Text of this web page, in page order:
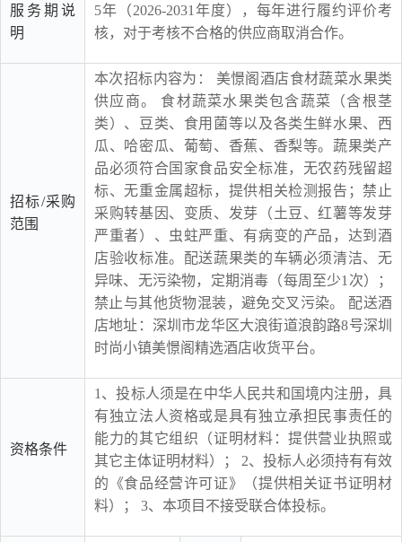
服务期说
明
5年（2026-2031年度），每年进行履约评价考
核，对于考核不合格的供应商取消合作。
招标/采购
范围
本次招标内容为： 美憬阁酒店食材蔬菜水果类
供应商。 食材蔬菜水果类包含蔬菜（含根茎
类）、豆类、食用菌等以及各类生鲜水果、西
瓜、哈密瓜、葡萄、香蕉、香梨等。蔬果类产
品必须符合国家食品安全标准，无农药残留超
标、无重金属超标，提供相关检测报告；禁止
采购转基因、变质、发芽（土豆、红薯等发芽
严重者）、虫蛀严重、有病变的产品，达到酒
店验收标准。配送蔬果类的车辆必须清洁、无
异味、无污染物，定期消毒（每周至少1次）；
禁止与其他货物混装，避免交叉污染。 配送酒
店地址：深圳市龙华区大浪街道浪韵路8号深圳
时尚小镇美憬阁精选酒店收货平台。
资格条件
1、投标人须是在中华人民共和国境内注册，具
有独立法人资格或是具有独立承担民事责任的
能力的其它组织（证明材料：提供营业执照或
其它主体证明材料）； 2、投标人必须持有有效
的《食品经营许可证》（提供相关证书证明材
料）； 3、本项目不接受联合体投标。